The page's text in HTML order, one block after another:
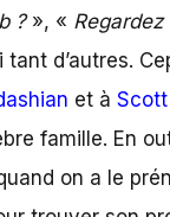
? », «
tant d’autres.
et à
famille. En
on a le